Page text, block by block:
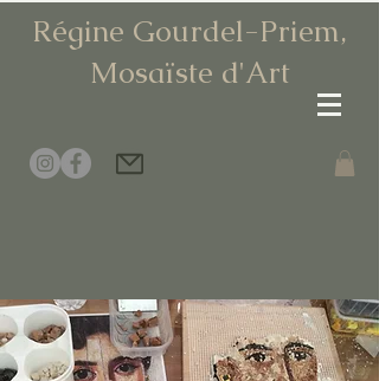
Régine Gourdel-Priem,
Mosaïste d'Art